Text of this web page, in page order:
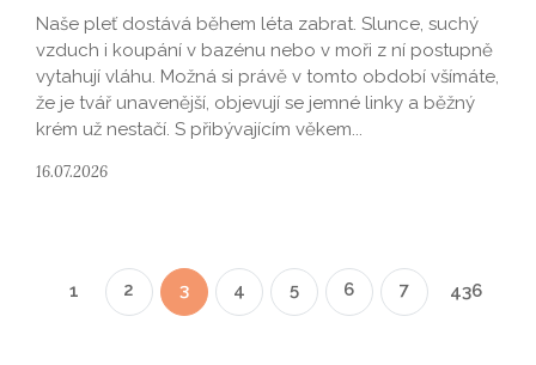
Naše pleť dostává během léta zabrat. Slunce, suchý
vzduch i koupání v bazénu nebo v moři z ní postupně
vytahují vláhu. Možná si právě v tomto období všímáte,
že je tvář unavenější, objevují se jemné linky a běžný
krém už nestačí. S přibývajícím věkem...
16.07.2026
1 2 3 4 5 6 7 436